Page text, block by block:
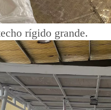
rígido grande.